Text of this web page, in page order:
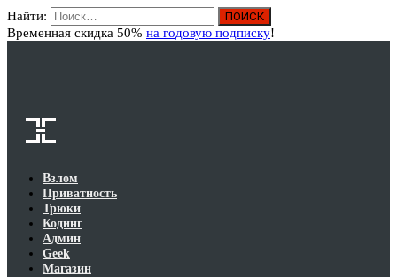
Найти:
Временная скидка 50% на годовую подписку!
Взлом
Приватность
Трюки
Кодинг
Админ
Geek
Магазин